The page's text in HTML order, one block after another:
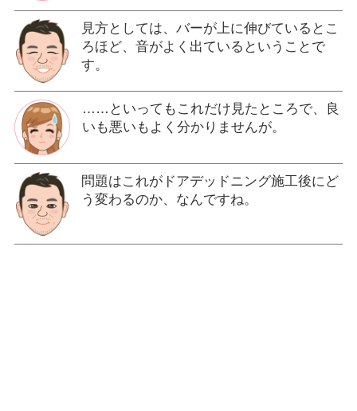
見方としては、バーが上に伸びているとこ
ろほど、音がよく出ているということで
す。
……といってもこれだけ見たところで、良
いも悪いもよく分かりませんが。
問題はこれがドアデッドニング施工後にど
う変わるのか、なんですね。